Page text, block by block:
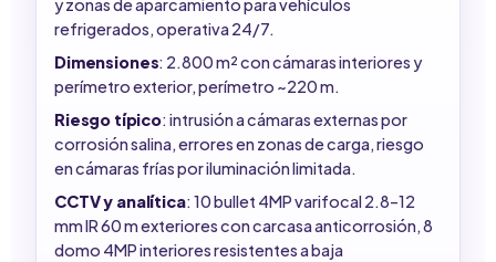
y zonas de aparcamiento para vehículos
refrigerados, operativa 24/7.
Dimensiones: 2.800 m² con cámaras interiores y
perímetro exterior, perímetro ~220 m.
Riesgo típico: intrusión a cámaras externas por
corrosión salina, errores en zonas de carga, riesgo
en cámaras frías por iluminación limitada.
CCTV y analítica: 10 bullet 4MP varifocal 2.8–12
mm IR 60 m exteriores con carcasa anticorrosión, 8
domo 4MP interiores resistentes a baja